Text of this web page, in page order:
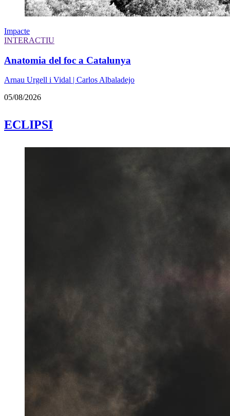
Impacte
INTERACTIU
Anatomia del foc a Catalunya
Arnau Urgell i Vidal | Carlos Albaladejo
05/08/2026
ECLIPSI